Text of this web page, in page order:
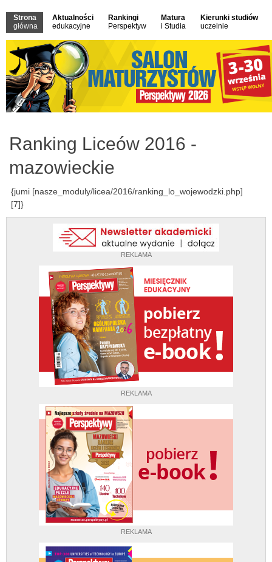
Strona
główna
Aktualności
edukacyjne
Rankingi
Perspektyw
Matura
i Studia
Kierunki studiów
uczelnie
REKLAMA
REKLAMA
REKLAMA
Ranking Liceów 2016 -
mazowieckie
{jumi [nasze_moduly/licea/2016/ranking_lo_wojewodzki.php]
[7]}